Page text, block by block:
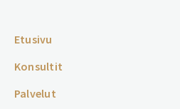
Etusivu
Konsultit
Palvelut